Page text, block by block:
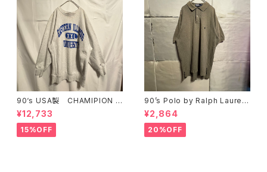
90‘s USA製 CHAMIPION リ
バースウィーブ カレッジ XX
L
¥12,733
15%OFF
90’s Polo by Ralph Lauren
ポロシャツ ベージュ
¥2,864
20%OFF